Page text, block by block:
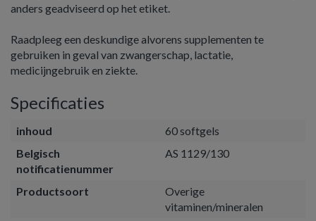
anders geadviseerd op het etiket.
Raadpleeg een deskundige alvorens supplementen te
gebruiken in geval van zwangerschap, lactatie,
medicijngebruik en ziekte.
Specificaties
inhoud
60 softgels
Belgisch
notificatienummer
AS 1129/130
Productsoort
Overige
vitaminen/mineralen